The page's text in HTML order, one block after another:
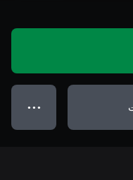
● ● ●